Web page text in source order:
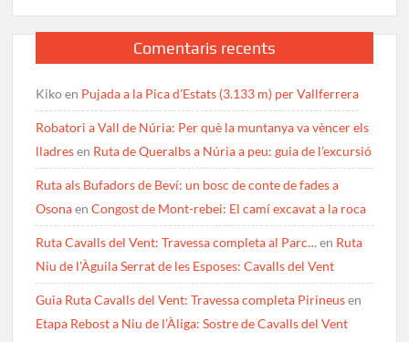
Comentaris recents
Kikoen Pujada a la Pica d’Estats (3.133 m) per Vallferrera
Robatori a Vall de Núria: Per què la muntanya va vèncer els
lladresen Ruta de Queralbs a Núria a peu: guia de l’excursió
Ruta als Bufadors de Beví: un bosc de conte de fades a
OsonaenCongost de Mont-rebei: El camí excavat a la roca
Ruta Cavalls del Vent: Travessa completa al Parc…en Ruta
Niu de l’Àguila Serrat de les Esposes: Cavalls del Vent
Guia Ruta Cavalls del Vent: Travessa completa Pirineusen
Etapa Rebost a Niu de l’Àliga: Sostre de Cavalls del Vent